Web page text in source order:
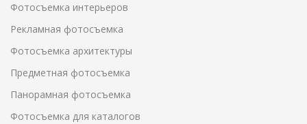
Фотосъемка интерьеров
Рекламная фотосъемка
Фотосъемка архитектуры
Предметная фотосъемка
Панорамная фотосъемка
Фотосъемка для каталогов